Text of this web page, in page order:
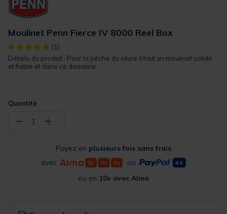
Moulinet Penn Fierce IV 8000 Reel Box
[object Object] out of 5 Customer Rating
(1)
Détails du produit : Pour la pêche du silure il faut un moulinet solide
et fiable et dans ce domaine ...
Quantité
− 1 +
Payez en plusieurs fois sans frais
avec
ou
ou en 10x avec Alma